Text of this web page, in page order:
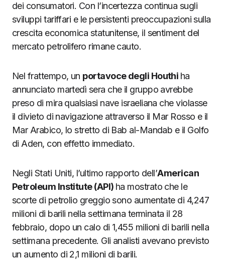
dei consumatori. Con l’incertezza continua sugli
sviluppi tariffari e le persistenti preoccupazioni sulla
crescita economica statunitense, il sentiment del
mercato petrolifero rimane cauto.
Nel frattempo, un portavoce degli Houthi ha
annunciato martedì sera che il gruppo avrebbe
preso di mira qualsiasi nave israeliana che violasse
il divieto di navigazione attraverso il Mar Rosso e il
Mar Arabico, lo stretto di Bab al-Mandab e il Golfo
di Aden, con effetto immediato.
Negli Stati Uniti, l’ultimo rapporto dell’American
Petroleum Institute (API) ha mostrato che le
scorte di petrolio greggio sono aumentate di 4,247
milioni di barili nella settimana terminata il 28
febbraio, dopo un calo di 1,455 milioni di barili nella
settimana precedente. Gli analisti avevano previsto
un aumento di 2,1 milioni di barili.